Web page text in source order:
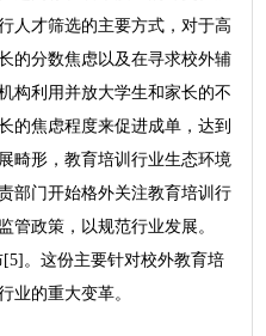
人才筛选的主要方式，对于高
的分数焦虑以及在寻求校外辅
构利用并放大学生和家长的不
的焦虑程度来促进成单，达到
畸形，教育培训行业生态环境
部门开始格外关注教育培训行
管政策，以规范行业发展。
[5]。这份主要针对校外教育培
业的重大变革。